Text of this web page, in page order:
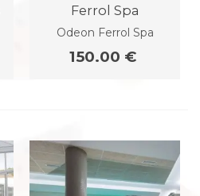
Ferrol Spa
Odeon Ferrol Spa
150.00 €